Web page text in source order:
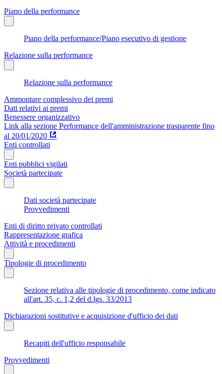
Piano della performance
Piano della performance/Piano esecutivo di gestione
Relazione sulla performance
Relazione sulla performance
Ammontare complessivo dei premi
Dati relativi ai premi
Benessere organizzativo
Link alla sezione Performance dell'amministrazione trasparente fino
al 20/01/2020
Enti controllati
Enti pubblici vigilati
Società partecipate
Dati società partecipate
Provvedimenti
Enti di diritto privato controllati
Rappresentazione grafica
Attività e procedimenti
Tipologie di procedimento
Sezione relativa alle tipologie di procedimento, come indicato
all'art. 35, c. 1,2 del d.lgs. 33/2013
Dichiarazioni sostitutive e acquisizione d'ufficio dei dati
Recapiti dell'ufficio responsabile
Provvedimenti